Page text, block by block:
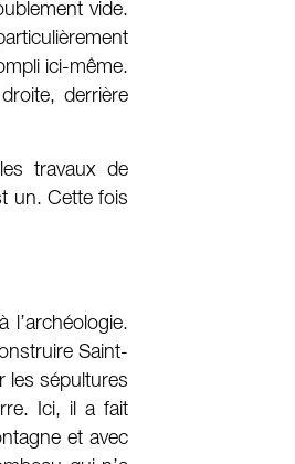
vide.
ici-même.
derrière
travaux de
un. Cette fois
l’archéologie.
Saint-
les sépultures
Ici, il a fait
et avec